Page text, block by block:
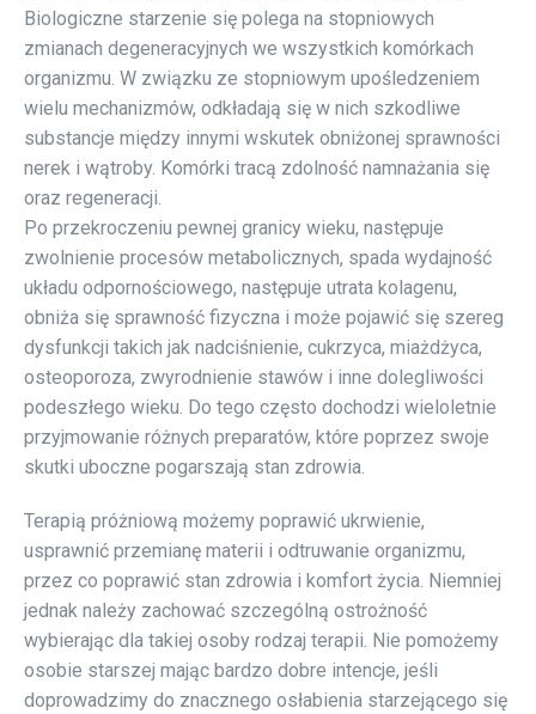
Biologiczne starzenie się polega na stopniowych
zmianach degeneracyjnych we wszystkich komórkach
organizmu. W związku ze stopniowym upośledzeniem
wielu mechanizmów, odkładają się w nich szkodliwe
substancje między innymi wskutek obniżonej sprawności
nerek i wątroby. Komórki tracą zdolność namnażania się
oraz regeneracji.
Po przekroczeniu pewnej granicy wieku, następuje
zwolnienie procesów metabolicznych, spada wydajność
układu odpornościowego, następuje utrata kolagenu,
obniża się sprawność fizyczna i może pojawić się szereg
dysfunkcji takich jak nadciśnienie, cukrzyca, miażdżyca,
osteoporoza, zwyrodnienie stawów i inne dolegliwości
podeszłego wieku. Do tego często dochodzi wieloletnie
przyjmowanie różnych preparatów, które poprzez swoje
skutki uboczne pogarszają stan zdrowia.
Terapią próżniową możemy poprawić ukrwienie,
usprawnić przemianę materii i odtruwanie organizmu,
przez co poprawić stan zdrowia i komfort życia. Niemniej
jednak należy zachować szczególną ostrożność
wybierając dla takiej osoby rodzaj terapii. Nie pomożemy
osobie starszej mając bardzo dobre intencje, jeśli
doprowadzimy do znacznego osłabienia starzejącego się